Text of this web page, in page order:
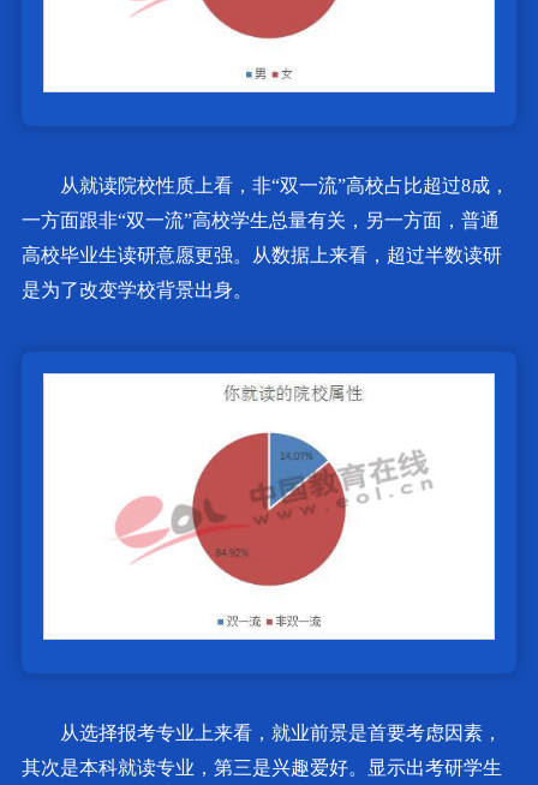
从就读院校性质上看，非“双一流”高校占比超过8成，
一方面跟非“双一流”高校学生总量有关，另一方面，普通
高校毕业生读研意愿更强。从数据上来看，超过半数读研
是为了改变学校背景出身。
从选择报考专业上来看，就业前景是首要考虑因素，
其次是本科就读专业，第三是兴趣爱好。显示出考研学生